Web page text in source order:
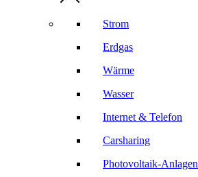
Strom
Erdgas
Wärme
Wasser
Internet & Telefon
Carsharing
Photovoltaik-Anlagen